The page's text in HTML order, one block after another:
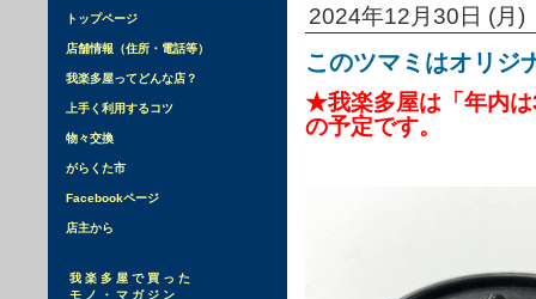
トップページ
店舗情報（住所・電話等）
我楽多屋ってどんな店？
上手く利用するコツ
物々交換
がらくた市
Facebookページ
店主から
我楽多屋で買った
モノ・マガジン
2024年12月30日 (月)
このツマミはオリジ
★我楽多屋は「年内
の予定です。